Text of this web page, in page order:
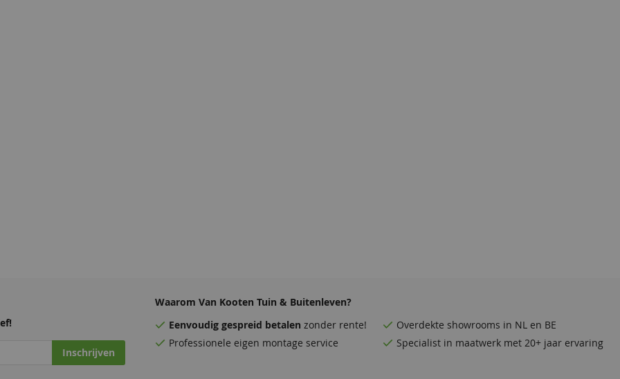
Inschrijven
Waarom Van Kooten Tuin & Buitenleven?
Eenvoudig gespreid betalen zonder rente! Overdekte showrooms in NL en BE
Professionele eigen montage service
Specialist in maatwerk met 20+ jaar ervaring